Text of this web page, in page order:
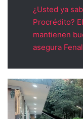
¿Usted ya
Procrédito?
mantienen
asegura